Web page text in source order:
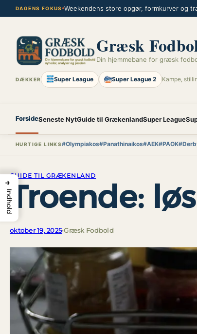
Spring
til
DAGENS FOKUS Weekendens store opgør, formkurver og
Græsk
Din hjemmebane for græsk
DÆKKER Super League Super League 2 Kampe,
ForsideSeneste NytGuide til GrækenlandSuper League
HURTIGE LINKS#Olympiakos#Panathinaikos#AEK#PAOK
GUIDE TIL GRÆKENLAND
Troende:
oktober 19, 2025•Græsk Fodbold
→
Indhold